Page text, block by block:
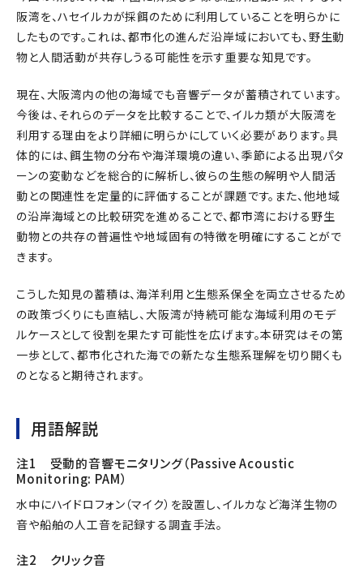
阪湾を、ハセイルカが採餌のために利用していることを明らかに
したものです。これは、都市化の進んだ沿岸域においても、野生動
物と人間活動が共存しうる可能性を示す重要な知見です。
現在、大阪湾内の他の海域でも音響データが蓄積されています。
今後は、それらのデータを比較することで、イルカ類が大阪湾を
利用する理由をより詳細に明らかにしていく必要があります。具
体的には、餌生物の分布や海洋環境の違い、季節による出現パタ
ーンの変動などを総合的に解析し、彼らの生態の解明や人間活
動との関連性を定量的に評価することが課題です。また、他地域
の沿岸海域との比較研究を進めることで、都市湾における野生
動物との共存の普遍性や地域固有の特徴を明確にすることがで
きます。
こうした知見の蓄積は、海洋利用と生態系保全を両立させるため
の政策づくりにも直結し、大阪湾が持続可能な海域利用のモデ
ルケースとして役割を果たす可能性を広げます。本研究はその第
一歩として、都市化された海での新たな生態系理解を切り開くも
のとなると期待されます。
用語解説
注1 受動的音響モニタリング（Passive Acoustic
Monitoring: PAM）
水中にハイドロフォン（マイク）を設置し、イルカなど海洋生物の
音や船舶の人工音を記録する調査手法。
注2 クリック音